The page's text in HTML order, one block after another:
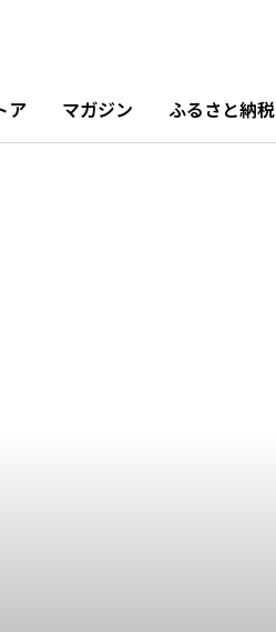
ア マガジン ふるさと納税